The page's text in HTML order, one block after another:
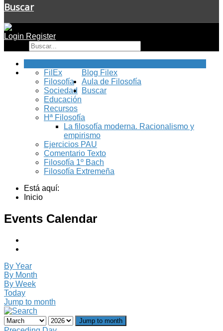
Buscar
Login Register
Blog Filex
FilEx
Filosofía
Sociedad
Educación
Recursos
Aula de Filosofía
Hª Filosofía
La filosofía moderna. Racionalismo y
empirismo
Ejercicios PAU
Comentario Texto
Filosofía 1º Bach
Filosofía Extremeña
Buscar
Está aquí:
Inicio
Events Calendar
By Year
By Month
By Week
Today
Jump to month
Jump to month